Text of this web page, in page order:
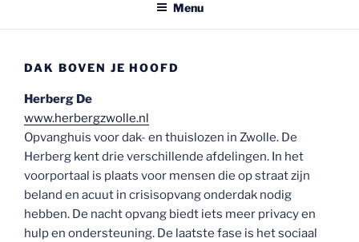
Menu
DAK BOVEN JE HOOFD
Herberg De
www.herbergzwolle.nl
Opvanghuis voor dak- en thuislozen in Zwolle. De
Herberg kent drie verschillende afdelingen. In het
voorportaal is plaats voor mensen die op straat zijn
beland en acuut in crisisopvang onderdak nodig
hebben. De nacht opvang biedt iets meer privacy en
hulp en ondersteuning. De laatste fase is het sociaal